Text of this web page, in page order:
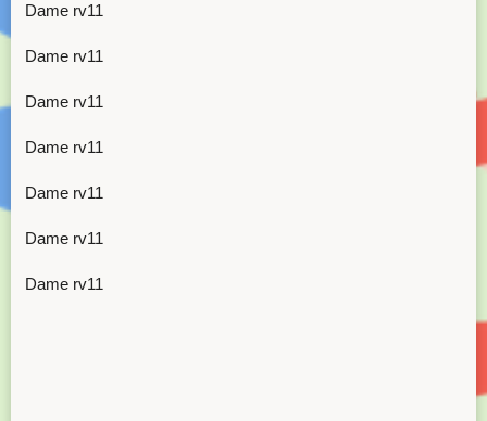
Dame rv11
Dame rv11
Dame rv11
Dame rv11
Dame rv11
Dame rv11
Dame rv11